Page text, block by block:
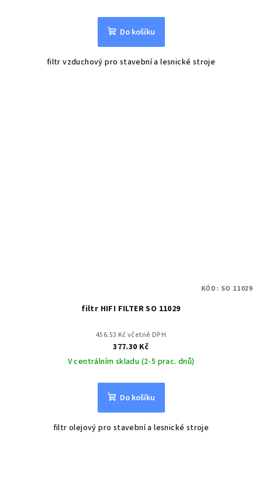
Do košíku
filtr vzduchový pro stavební a lesnické stroje
filtr HIFI FILTER SO 11029
456.53 Kč včetně DPH
377.30 Kč
V centrálním skladu (2-5 prac. dnů)
Do košíku
filtr olejový pro stavební a lesnické stroje
KÓD: SO 11029